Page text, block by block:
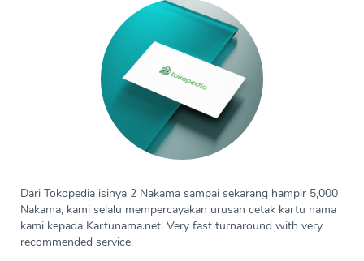
Dari Tokopedia isinya 2 Nakama sampai sekarang hampir 5,000
Nakama, kami selalu mempercayakan urusan cetak kartu nama
kami kepada Kartunama.net. Very fast turnaround with very
recommended service.